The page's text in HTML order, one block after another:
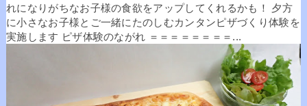
れになりがちなお子様の食欲をアップしてくれるかも！ 夕方
に小さなお子様とご一緒にたのしむカンタンピザづくり体験を
実施します ピザ体験のながれ ＝＝＝＝＝＝＝＝...